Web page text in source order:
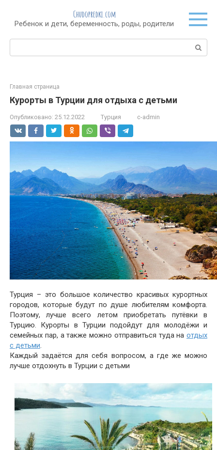
контенту
Chudopredki.com
Ребенок и дети, беременность, роды, родители
Поиск:
Главная страница
Курорты в Турции для отдыха с детьми
Опубликовано: 25.12.2022 Турция c-admin
Турция – это большое количество красивых курортных
городов, которые будут по душе любителям комфорта.
Поэтому, лучше всего летом приобретать путёвки в
Турцию. Курорты в Турции подойдут для молодёжи и
семейных пар, а также можно отправиться туда на отдых
с детьми.
Каждый задаётся для себя вопросом, а где же можно
лучше отдохнуть в Турции с детьми